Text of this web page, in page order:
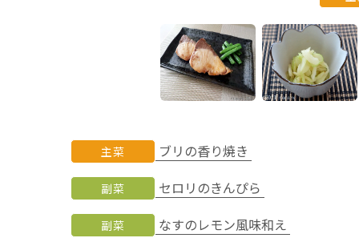
主菜 ブリの香り焼き
副菜 セロリのきんぴら
副菜 なすのレモン風味和え